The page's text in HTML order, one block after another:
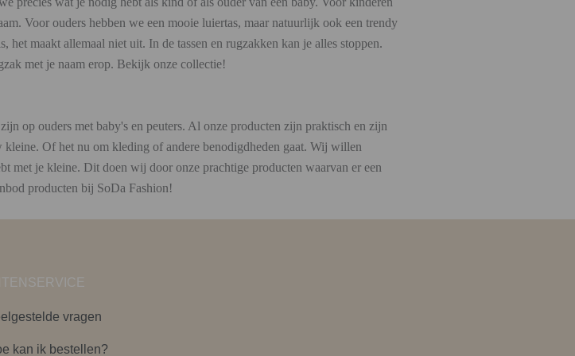
Voor ouders hebben we een mooie luiertas, maar natuurlijk ook een trendy
het maakt allemaal niet uit. In de tassen en rugzakken kan je alles stoppen.
met je naam erop. Bekijk onze collectie!
op ouders met baby's en peuters. Al onze producten zijn praktisch en zijn
Of het nu om kleding of andere benodigdheden gaat. Wij willen
met je kleine. Dit doen wij door onze prachtige producten waarvan er een
producten bij SoDa Fashion!
vragen
kan ik bestellen?